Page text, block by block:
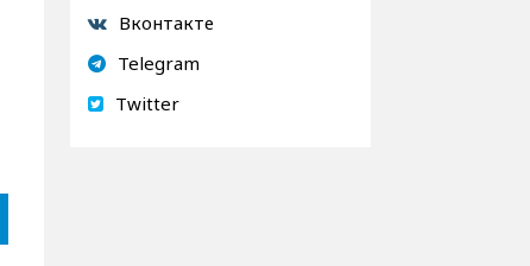
Вконтакте
Telegram
Twitter